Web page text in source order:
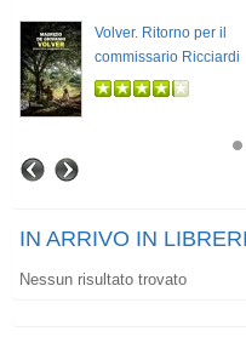
Volver. Ritorno per il
commissario Ricciardi
IN ARRIVO IN
Nessun risultato trovato